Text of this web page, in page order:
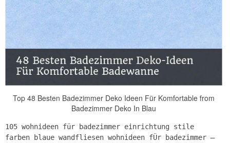
Top 48 Besten Badezimmer Deko Ideen Für Komfortable from
Badezimmer Deko In Blau
105 wohnideen für badezimmer einrichtung stile
farben blaue wandfliesen wohnideen fÜr badezimmer –